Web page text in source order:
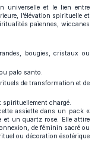
universelle et le lien entre
l’élévation spirituelle et
païennes, wiccanes
bougies, cristaux ou
palo santo.
de transformation et de
chargé.
assiette dans un pack «
et un quartz rose. Elle attire
de féminin sacré ou
ou décoration ésotérique